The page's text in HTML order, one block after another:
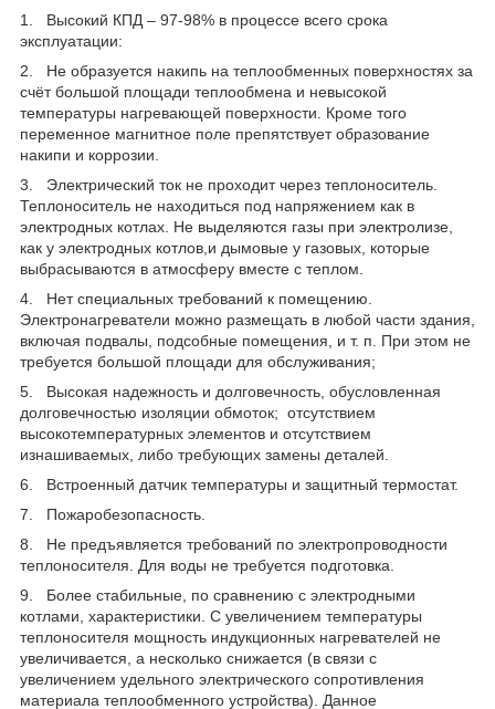
1. Высокий КПД – 97-98% в процессе всего срока
эксплуатации:
2. Не образуется накипь на теплообменных поверхностях за
счёт большой площади теплообмена и невысокой
температуры нагревающей поверхности. Кроме того
переменное магнитное поле препятствует образование
накипи и коррозии.
3. Электрический ток не проходит через теплоноситель.
Теплоноситель не находиться под напряжением как в
электродных котлах. Не выделяются газы при электролизе,
как у электродных котлов,и дымовые у газовых, которые
выбрасываются в атмосферу вместе с теплом.
4. Нет специальных требований к помещению.
Электронагреватели можно размещать в любой части здания,
включая подвалы, подсобные помещения, и т. п. При этом не
требуется большой площади для обслуживания;
5. Высокая надежность и долговечность, обусловленная
долговечностью изоляции обмоток; отсутствием
высокотемпературных элементов и отсутствием
изнашиваемых, либо требующих замены деталей.
6. Встроенный датчик температуры и защитный термостат.
7. Пожаробезопасность.
8. Не предъявляется требований по электропроводности
теплоносителя. Для воды не требуется подготовка.
9. Более стабильные, по сравнению с электродными
котлами, характеристики. С увеличением температуры
теплоносителя мощность индукционных нагревателей не
увеличивается, а несколько снижается (в связи с
увеличением удельного электрического сопротивления
материала теплообменного устройства). Данное